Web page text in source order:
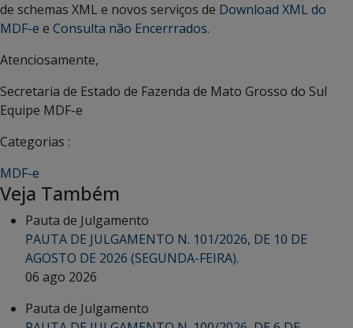
de schemas XML e novos serviços de Download XML do
MDF-e e Consulta não Encerrrados.
Atenciosamente,
Secretaria de Estado de Fazenda de Mato Grosso do Sul
Equipe MDF-e
Categorias :
MDF-e
Veja Também
Pauta de Julgamento
PAUTA DE JULGAMENTO N. 101/2026, DE 10 DE
AGOSTO DE 2026 (SEGUNDA-FEIRA).
06 ago 2026
Pauta de Julgamento